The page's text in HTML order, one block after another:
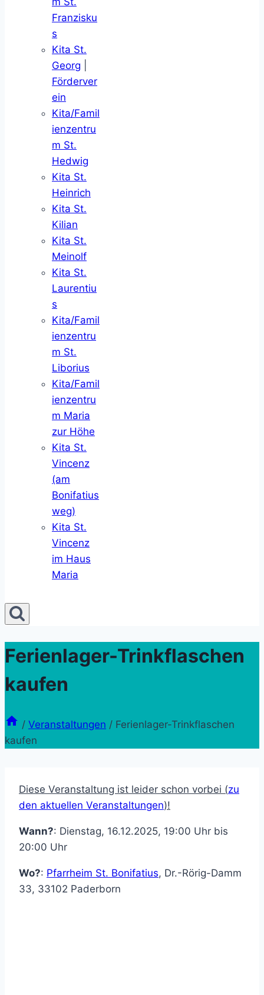
Franzisku
s
Kita St.
Georg
Förderver
ein
Kita/Famil
ienzentru
m St.
Hedwig
Kita St.
Heinrich
Kita St.
Kilian
Kita St.
Meinolf
Kita St.
Laurentiu
s
Kita/Famil
ienzentru
m St.
Liborius
Kita/Famil
ienzentru
m Maria
zur Höhe
Kita St.
Vincenz
(am
Bonifatius
weg)
Kita St.
Vincenz
im Haus
Maria
Ferienlager-Trinkflaschen
kaufen
/ Veranstaltungen / Ferienlager-Trinkflaschen
kaufen
Diese Veranstaltung ist leider schon vorbei (zu
den aktuellen Veranstaltungen)!
Wann?: Dienstag, 16.12.2025, 19:00 Uhr bis
20:00 Uhr
Wo?: Pfarrheim St. Bonifatius, Dr.-Rörig-Damm
33, 33102 Paderborn